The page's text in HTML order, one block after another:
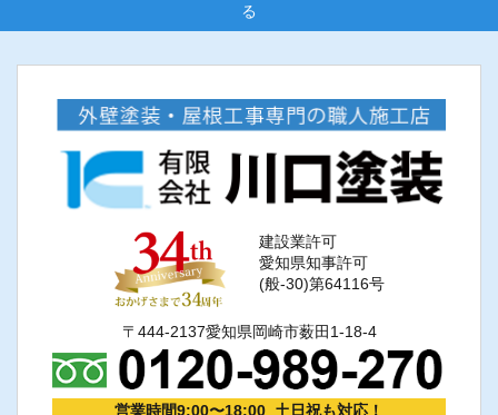
る
建設業許可
愛知県知事許可
(般-30)第64116号
〒444-2137愛知県岡崎市薮田1-18-4
営業時間9:00〜18:00 土日祝も対応！